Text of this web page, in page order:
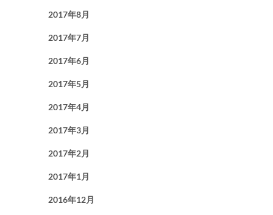
2017年8月
2017年7月
2017年6月
2017年5月
2017年4月
2017年3月
2017年2月
2017年1月
2016年12月